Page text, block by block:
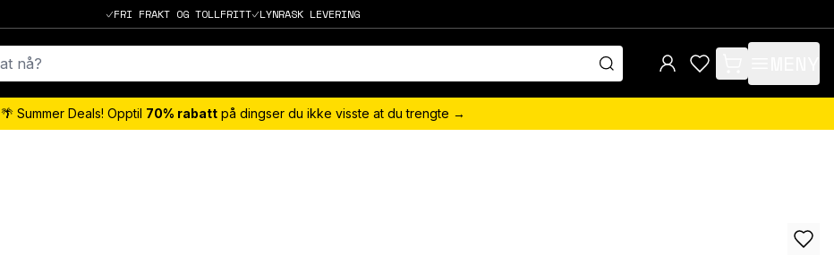
FRI FRAKT OG TOLLFRITT LYNRASK LEVERING
items in cart, view
🌴 Summer Deals! Opptil 70% rabattpå dingser du ikke visste at du trengte →